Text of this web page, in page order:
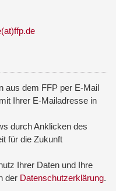
aus dem FFP per E-Mail
Ihrer E-Mailadresse in
durch Anklicken des
für die Zukunft
Ihrer Daten und Ihre
der Datenschutzerklärung.